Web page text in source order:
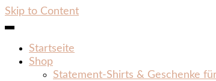
Skip to Content
Startseite
Shop
Statement‑Shirts & Geschenke